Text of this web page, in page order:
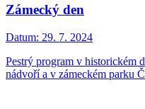
Zámecký den
Datum: 29. 7. 2024
Pestrý program v historickém
nádvoří a v zámeckém parku